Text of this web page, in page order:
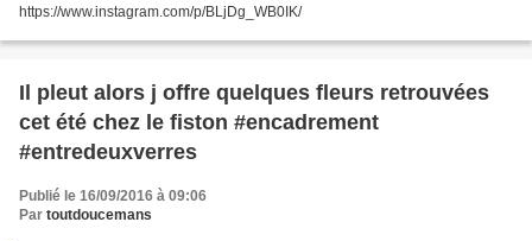
https://www.instagram.com/p/BLjDg_WB0IK/
Il pleut alors j offre quelques fleurs retrouvées
cet été chez le fiston #encadrement
#entredeuxverres
Publié le 16/09/2016 à 09:06
Par toutdoucemans